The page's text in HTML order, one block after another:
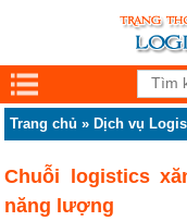
Trang chủ » Dịch vụ
Chuỗi logistics
năng lượng